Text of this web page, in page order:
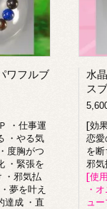
ワフルブ
・仕事運
・やる気
度胸がつ
・緊張を
・邪気払
夢を叶え
達成 ・直
水
ス
[効
恋愛
を
邪
[使
・
ュー